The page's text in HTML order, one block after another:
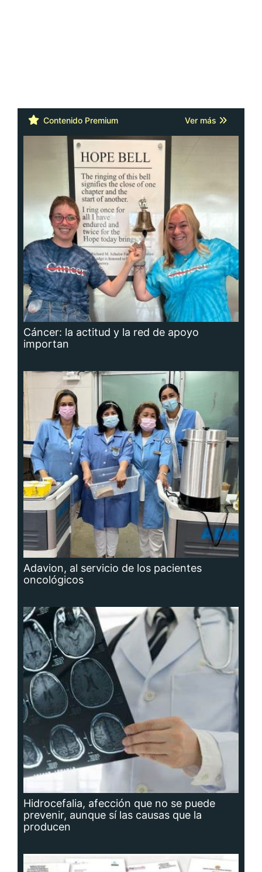
Contenido Premium Ver más
Cáncer: la actitud y la red de apoyo
importan
Adavion, al servicio de los pacientes
oncológicos
Hidrocefalia, afección que no se puede
prevenir, aunque sí las causas que la
producen